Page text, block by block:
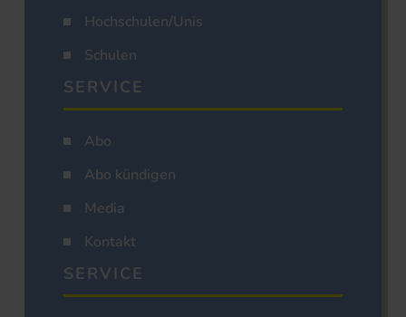
Hochschulen/Unis
Schulen
SERVICE
Abo
Abo kündigen
Media
Kontakt
SERVICE